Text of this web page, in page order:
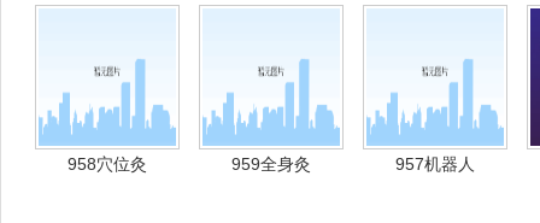
958穴位灸 959全身灸 957机器人